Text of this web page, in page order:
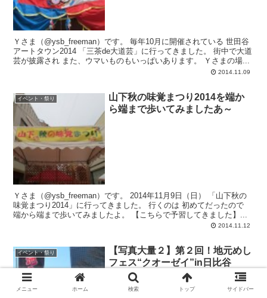
Ｙさま（@ysb_freeman）です。 毎年10月に開催されている 世田谷
アートタウン2014 「三茶de大道芸」に行ってきました。 街中で大道
芸が披露され また、ウマいものもいっぱいあります。 Ｙさまの場...
2014.11.09
イベント・祭り
山下秋の味覚まつり2014を端か
ら端まで歩いてみましたあ～
Ｙさま（@ysb_freeman）です。 2014年11月9日（日） 「山下秋の
味覚まつり2014」に行ってきました。 行くのは 初めてだったので
端から端まで歩いてみましたよ。 【こちらで予習してきました】...
2014.11.12
イベント・祭り
【写真大量２】第２回！地元めし
フェス“クオーゼイ”in日比谷
（2015）大噴水前広場編
メニュー ホーム 検索 トップ サイドバー